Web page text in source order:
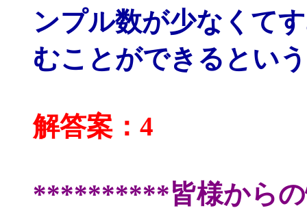
ンプル数が少なくて
むことができるとい
解答案：4
**********皆様からの